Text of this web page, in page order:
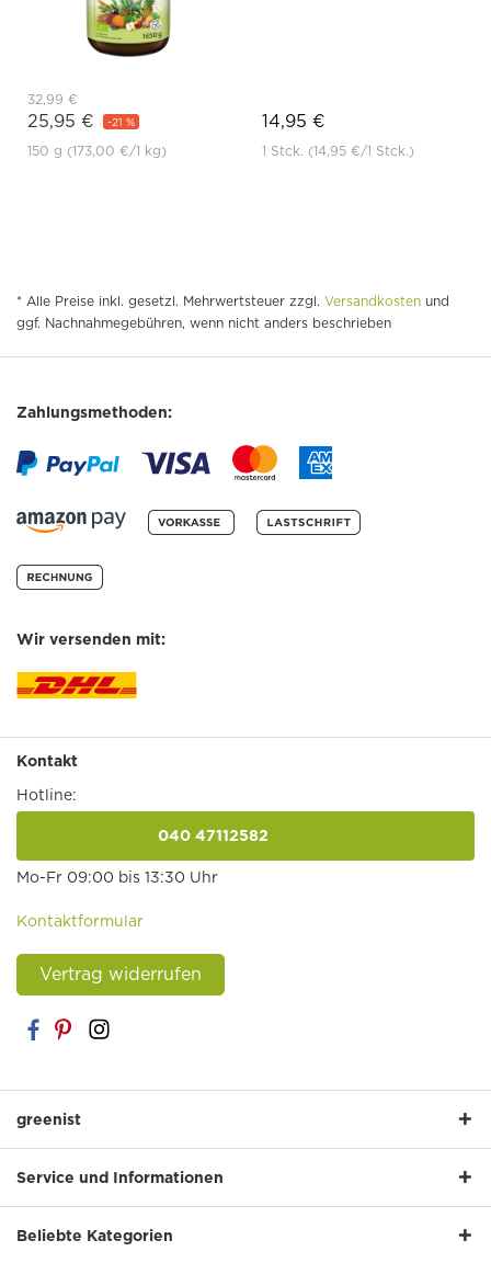
32,99 €
25,95 € -21 %
150 g (173,00 €/1 kg)
14,95 €
1 Stck. (14,95 €/1 Stck.)
* Alle Preise inkl. gesetzl. Mehrwertsteuer zzgl. Versandkosten und
ggf. Nachnahmegebühren, wenn nicht anders beschrieben
Zahlungsmethoden:
Wir versenden mit:
Kontakt
Hotline:
040 47112582
Mo-Fr 09:00 bis 13:30 Uhr
Kontaktformular
Vertrag widerrufen
greenist
Service und Informationen
Beliebte Kategorien